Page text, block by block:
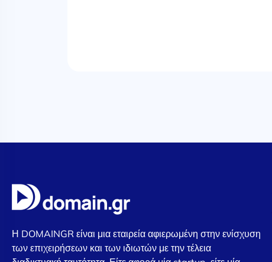
Η DOMAINGR είναι μια εταιρεία αφιερωμένη στην ενίσχυση
των επιχειρήσεων και των ιδιωτών με την τέλεια